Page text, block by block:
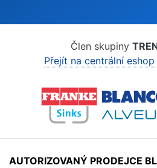
Člen skupiny
Přejít na centrální
AUTORIZOVANÝ PRODEJCE